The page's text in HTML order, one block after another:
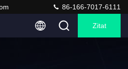
86-166-7017-6111
Zitat